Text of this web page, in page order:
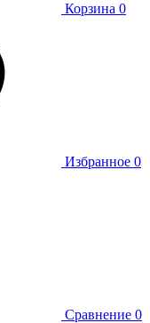
Корзина 0
Избранное 0
Сравнение 0